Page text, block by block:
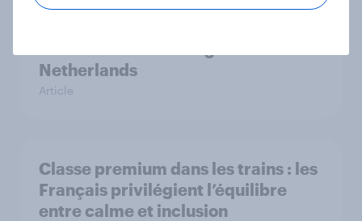
Netherlands
Article
Classe premium dans les trains : les
Français privilégient l’équilibre
entre calme et inclusion